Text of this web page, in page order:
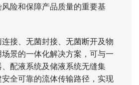
险和保障产品质量的重要基
接、无菌封接、无菌断开及物
景的一体化解决方案，可与一
配液系统及储液系统无缝集
全可靠的流体传输路径，实现